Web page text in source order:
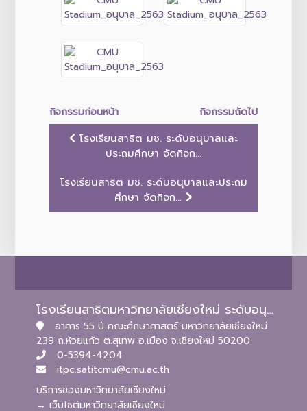
กิจกรรมก่อนหน้า
กิจกรรมถัดไป
โรงเรียนสาธิต มช. ระดับอนุบาลและ
ประถมศึกษา จัดกิจก...
โรงเรียนสาธิต มช. ระดับอนุบาลและประถม
ศึกษา จัดกิจก...
โรงเรียนสาธิตมหาวิทยาลัยเชียงใหม่ ระดับอนุบาลและประถมศึกษา
อาคาร 55 ปี คณะศึกษาศาสตร์ มหาวิทยาลัยเชียงใหม่
239 ถ.ห้วยแก้ว ต.สุเทพ อ.เมือง จ.เชียงใหม่ 50200
0-5394-4204
itpc.satitcmu@cmu.ac.th
บริการของมหาวิทยาลัยเชียงใหม่
→ เว็บไซต์มหาวิทยาลัยเชียงใหม่